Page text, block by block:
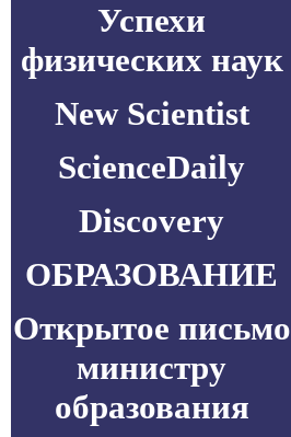
Успехи
физических наук
New Scientist
ScienceDaily
Discovery
ОБРАЗОВАНИЕ
Открытое письмо
министру
образования